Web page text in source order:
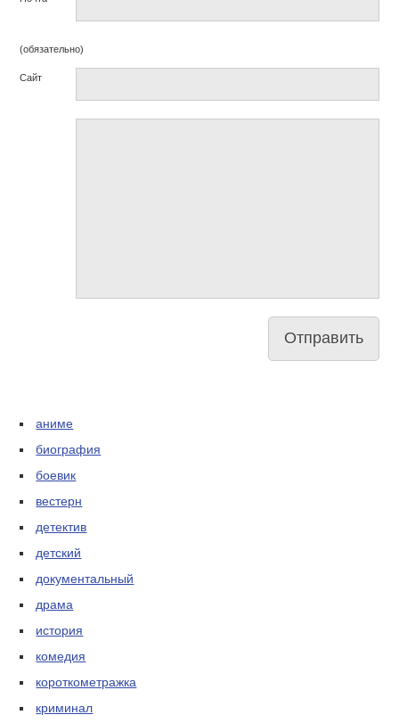
(обязательно)
Сайт
аниме
биография
боевик
вестерн
детектив
детский
документальный
драма
история
комедия
короткометражка
криминал